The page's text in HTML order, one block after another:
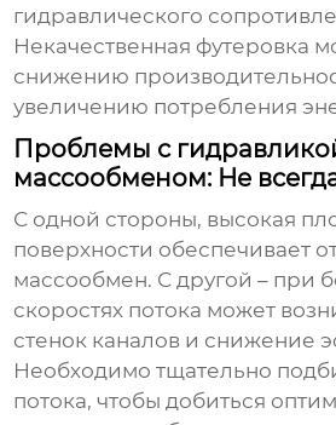
гидравлического
Некачественная футеровка
снижению
увеличению потребления
Проблемы с
массообменом: Не
С одной стороны, высокая
поверхности обеспечивает
массообмен. С другой – при
скоростях потока может
стенок каналов и снижение
Необходимо тщательно
потока, чтобы добиться